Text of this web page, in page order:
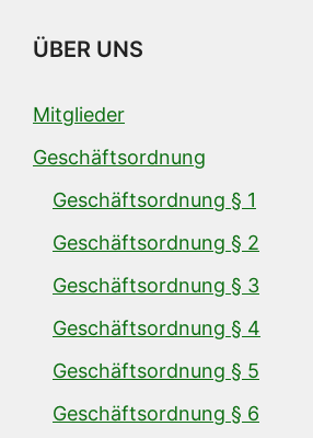
ÜBER UNS
Mitglieder
Geschäftsordnung
Geschäftsordnung § 1
Geschäftsordnung § 2
Geschäftsordnung § 3
Geschäftsordnung § 4
Geschäftsordnung § 5
Geschäftsordnung § 6